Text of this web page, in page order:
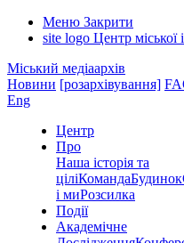
Меню Закрити
site logo Центр міської
Міський медіаархів
Новини [розархівування]
Eng
Центр
Про
Наша історія та
ціліКомандаБудинок
і миРозсилка
Події
Академічне